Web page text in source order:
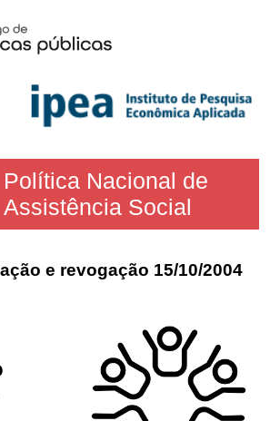
Política Nacional de
Assistência Social
e revogação 15/10/2004